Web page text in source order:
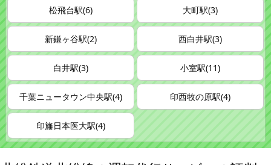
松飛台駅(6) 大町駅(3)
新鎌ヶ谷駅(2) 西白井駅(3)
白井駅(3) 小室駅(11)
千葉ニュータウン中央駅(4) 印西牧の原駅(4)
印旛日本医大駅(4)